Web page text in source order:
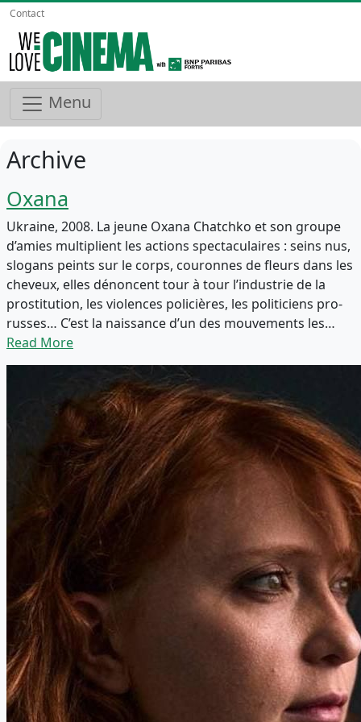
Contact
Menu
Archive
Oxana
Ukraine, 2008. La jeune Oxana Chatchko et son groupe
d’amies multiplient les actions spectaculaires : seins nus,
slogans peints sur le corps, couronnes de fleurs dans les
cheveux, elles dénoncent tour à tour l’industrie de la
prostitution, les violences policières, les politiciens pro-
russes… C’est la naissance d’un des mouvements les…
Read More